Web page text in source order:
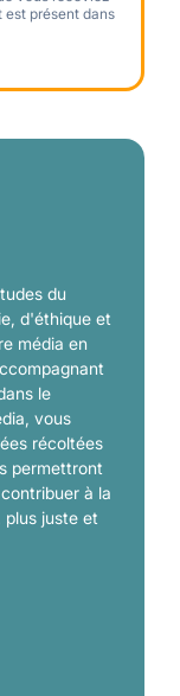
est présent dans
du
d'éthique et
média en
le
vous
récoltées
permettront
à la
juste et